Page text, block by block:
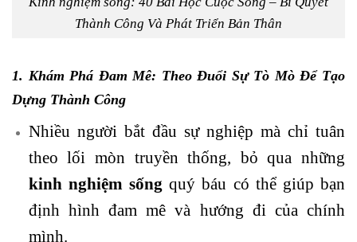
Thành Công Và Phát Triển Bản Thân
1. Khám Phá Đam Mê: Theo Đuổi Sự Tò Mò Để Tạo
Dựng Thành Công
Nhiều người bắt đầu sự nghiệp mà chỉ tuân
theo lối mòn truyền thống, bỏ qua những
kinh nghiệm sống quý báu có thể giúp bạn
định hình đam mê và hướng đi của chính
mình.